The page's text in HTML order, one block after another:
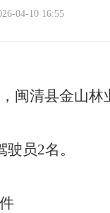
04-10 16:55
闽清县金山
驶员2名。